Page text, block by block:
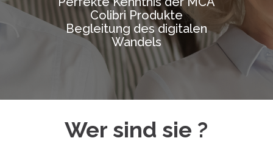
Colibri Produkte
Begleitung des digitalen
Wandels
Wer sind sie ?